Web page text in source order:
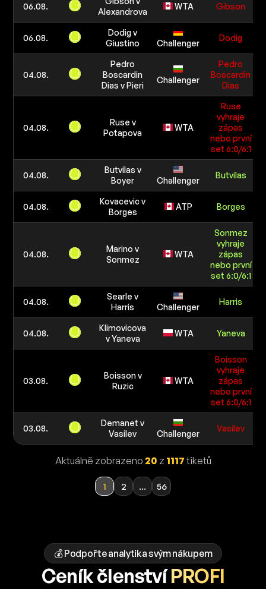
06.08.
Alexandrova
WTA Gibson
06.08.
Dodig v
Giustino
Challenger
Dodig
04.08.
Pedro
Boscardin
Dias v Pieri
Challenger
Pedro
Boscardin
Dias
04.08.
Ruse v
Potapova
WTA
Ruse
vyhraje
zápas
nebo první
set 6:0/6:1
04.08.
Butvilas v
Boyer
Challenger
Butvilas
04.08.
Kovacevic v
Borges
ATP Borges
04.08.
Marino v
Sonmez
WTA
Sonmez
vyhraje
zápas
nebo první
set 6:0/6:1
04.08.
Searle v
Harris
Challenger
Harris
04.08.
Klimovicova
v Yaneva
WTA Yaneva
03.08.
Boisson v
Ruzic
WTA
Boisson
vyhraje
zápas
nebo první
set 6:0/6:1
03.08.
Demanet v
Vasilev
Challenger
Vasilev
Aktuálně zobrazeno 20 z 1117tiketů
1 2 ... 56
💰 Podpořte analytika svým nákupem
Ceník členstvíPROFI